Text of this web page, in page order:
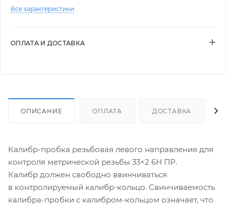
Все характеристики
ОПЛАТА И ДОСТАВКА
ОПИСАНИЕ ОПЛАТА ДОСТАВКА
Калибр-пробка резьбовая левого направления для
контроля метрической резьбы 33×2 6Н ПР.
Калибр должен свободно ввинчиваться
в контролируемый калибр-кольцо. Свинчиваемость
калибра-пробки с калибром-кольцом означает, что